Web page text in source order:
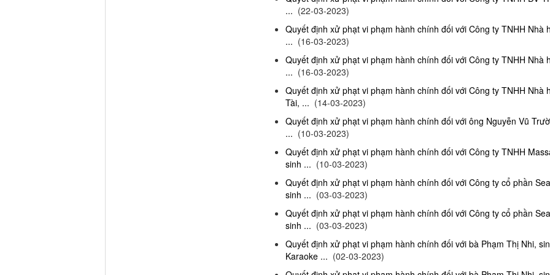
... (22-03-2023)
Quyết định xử phạt vi phạm hành chính đối với Công ty TNHH Nhà
... (16-03-2023)
Quyết định xử phạt vi phạm hành chính đối với Công ty TNHH Nhà
... (16-03-2023)
Quyết định xử phạt vi phạm hành chính đối với Công ty TNHH Nhà
Tài, ... (14-03-2023)
Quyết định xử phạt vi phạm hành chính đối với ông Nguyễn Vũ
... (10-03-2023)
Quyết định xử phạt vi phạm hành chính đối với Công ty TNHH
sinh ... (10-03-2023)
Quyết định xử phạt vi phạm hành chính đối với Công ty cổ phần
sinh ... (03-03-2023)
Quyết định xử phạt vi phạm hành chính đối với Công ty cổ phần
sinh ... (03-03-2023)
Quyết định xử phạt vi phạm hành chính đối với bà Phạm Thị Nhi,
Karaoke ... (02-03-2023)